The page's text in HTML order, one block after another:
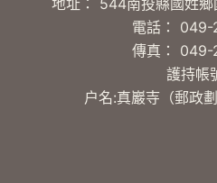
地址： 544南投縣國姓
電話： 049-
傳真： 049-
護持帳
户名:真巖寺（郵政